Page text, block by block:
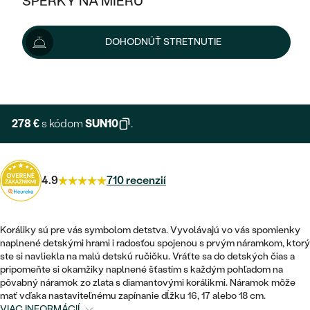
KOMBINOVANÉ ZLATO
PODĽA ŠTÝLU
BEZ KAMEŇA
VYKROJENÉ
NETRADIČNÉ
TEPANÉ
POSTRANNÉ DRAHOKAMY
HALO
VINTAGE
OBRÚČOK
NETRADIČNÉ
ZOSTAVTE SI PRSTEŇ
ZAČAŤ S PRSTEŇOM
VÝPREDAJ
ŠPERKY ČO POMÁHAJÚ
PODĽA TYPU
PRSTENE
PRÍVESKY
NÁRAMKY
SETY
PÁNSKE ŠPERKY
PLATINOVÉ
NAPICHOVACIE
MINIMALISTICKÉ
SOLITÉR
V TVARE SRDCA
ZLATÉ
STRIEBORNÉ
SOLITÉR
NARODENIE DIEŤAŤA
PERSONALIZOVANÉ
SO ZNAMENÍM ZVEROKRUHU
MINIMALISTICKÉ
VÝPREDAJ
ZLATÉ
PLATINOVÉ
ETERNITY
MINIMALISTICKÉ
DOHODNÚŤ STRETNUTIE
309 €
Možnosti doručenia
278 €s kódom SUN10 .
4.9 710 recenzií
Koráliky sú pre vás symbolom detstva. Vyvolávajú vo vás spomienky
naplnené detskými hrami i radosťou spojenou s prvým náramkom, ktorý
ste si navliekla na malú detskú ručičku. Vráťte sa do detských čias a
pripomeňte si okamžiky naplnené šťastím s každým pohľadom na
pôvabný náramok zo zlata s diamantovými korálikmi. Náramok môže
mať vďaka nastaviteľnému zapínanie dĺžku 16, 17 alebo 18 cm.